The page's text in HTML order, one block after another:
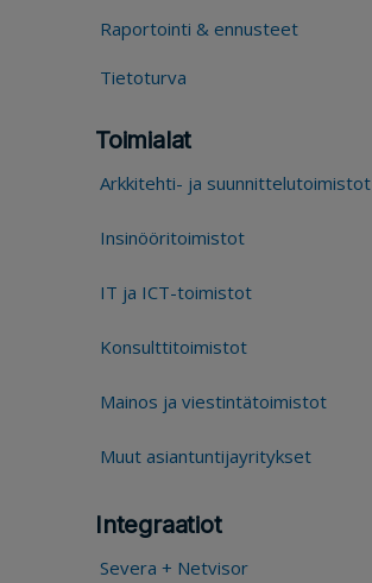
Raportointi & ennusteet
Tietoturva
Toimialat
Arkkitehti- ja suunnittelutoimistot
Insinööritoimistot
IT ja ICT-toimistot
Konsulttitoimistot
Mainos ja viestintätoimistot
Muut asiantuntijayritykset
Integraatiot
Severa + Netvisor